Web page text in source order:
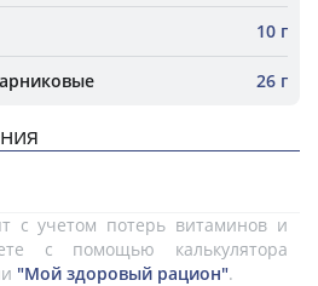
10 г
26 г
с учетом потерь витаминов и
с помощью калькулятора
"Мой здоровый рацион".